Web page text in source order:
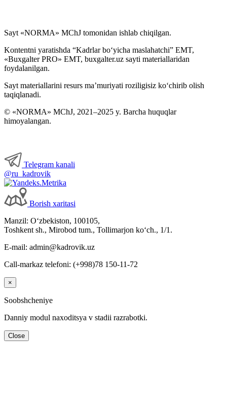
Sayt «NORMA» MChJ tomonidan ishlab chiqilgan.
Kontentni yaratishda “Kadrlar boʻyicha maslahatchi” EMT,
«Buxgalter PRO» EMT, buxgalter.uz sayti materiallaridan
foydalanilgan.
Sayt materiallarini resurs ma’muriyati roziligisiz koʻchirib olish
taqiqlanadi.
© «NORMA» MChJ, 2021–2025 y. Barcha huquqlar
himoyalangan.
Telegram kanali
@ru_kadrovik
Borish хaritasi
Manzil: Oʻzbekiston, 100105,
Toshkent sh., Mirobod tum., Tollimarjon koʻch., 1/1.
E-mail: admin@kadrovik.uz
Call-markaz telefoni: (+998)78 150-11-72
×
Soobshcheniye
Danniy modul naхoditsya v stadii razrabotki.
Close